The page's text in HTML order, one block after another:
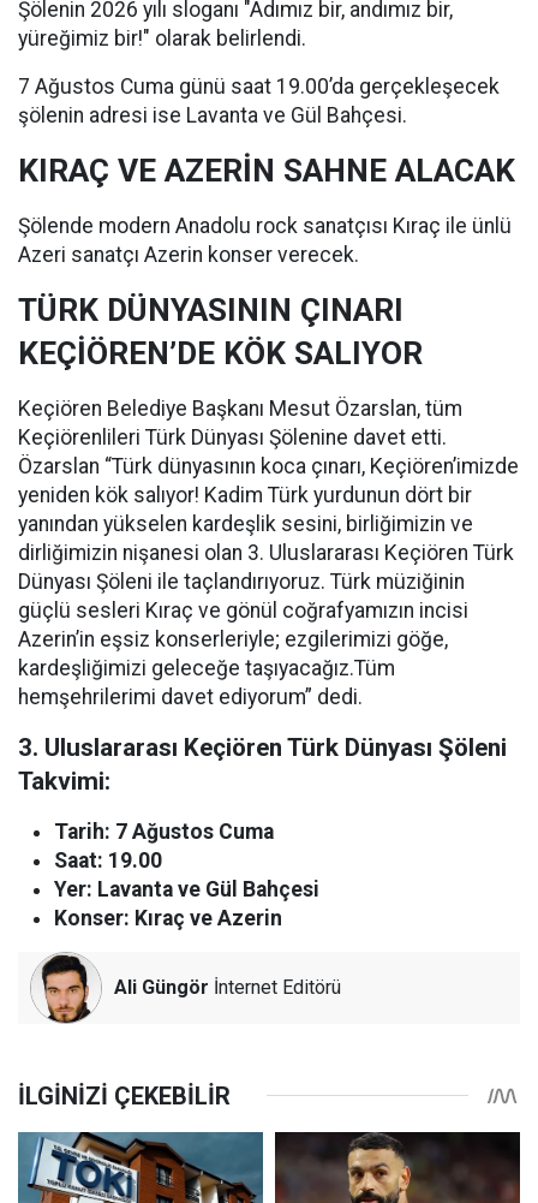
Şölenin 2026 yılı sloganı "Adımız bir, andımız bir,
yüreğimiz bir!" olarak belirlendi.
7 Ağustos Cuma günü saat 19.00’da gerçekleşecek
şölenin adresi ise Lavanta ve Gül Bahçesi.
KIRAÇ VE AZERİN SAHNE ALACAK
Şölende modern Anadolu rock sanatçısı Kıraç ile ünlü
Azeri sanatçı Azerin konser verecek.
TÜRK DÜNYASININ ÇINARI
KEÇİÖREN’DE KÖK SALIYOR
Keçiören Belediye Başkanı Mesut Özarslan, tüm
Keçiörenlileri Türk Dünyası Şölenine davet etti.
Özarslan “Türk dünyasının koca çınarı, Keçiören’imizde
yeniden kök salıyor! Kadim Türk yurdunun dört bir
yanından yükselen kardeşlik sesini, birliğimizin ve
dirliğimizin nişanesi olan 3. Uluslararası Keçiören Türk
Dünyası Şöleni ile taçlandırıyoruz. Türk müziğinin
güçlü sesleri Kıraç ve gönül coğrafyamızın incisi
Azerin’in eşsiz konserleriyle; ezgilerimizi göğe,
kardeşliğimizi geleceğe taşıyacağız.Tüm
hemşehrilerimi davet ediyorum” dedi.
3. Uluslararası Keçiören Türk Dünyası Şöleni
Takvimi:
Tarih: 7 Ağustos Cuma
Saat: 19.00
Yer: Lavanta ve Gül Bahçesi
Konser: Kıraç ve Azerin
Ali Güngör İnternet Editörü